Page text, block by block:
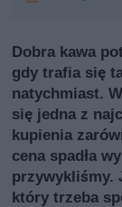
Dobra kawa
gdy trafia się
natychmiast.
się jedna z
kupienia
cena spadła
przywykliśmy.
który trzeba